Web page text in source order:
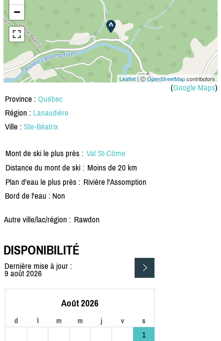
−
Leaflet| ⒸOpenStreetMapcontributors
(Google Maps)
Province : Québec
Région : Lanaudière
Ville : Ste-Béatrix
Mont de ski le plus près : Val St-Côme
Distance du mont de ski : Moins de 20 km
Plan d'eau le plus près : Rivière l'Assomption
Bord de l'eau : Non
Autre ville/lac/région : Rawdon
DISPONIBILITÉ
Dernière mise à jour :
9 août 2026
Août 2026
d l m m j v s
1